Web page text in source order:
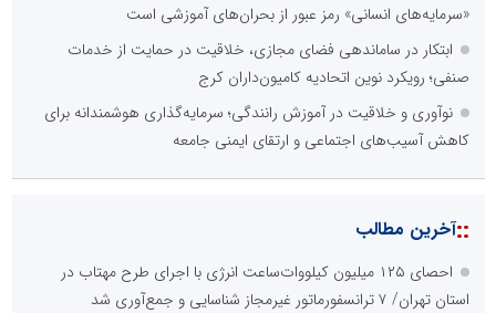
«سرمایه‌های انسانی» رمز عبور از بحران‌های آموزشی است
ابتکار در ساماندهی فضای مجازی، خلاقیت در حمایت از خدمات
صنفی؛ رویکرد نوین اتحادیه کامیون‌داران کرج
نوآوری و خلاقیت در آموزش رانندگی؛ سرمایه‌گذاری هوشمندانه برای
کاهش آسیب‌های اجتماعی و ارتقای ایمنی جامعه
::آخرین مطالب
احصای ۱۲۵ میلیون کیلووات‌ساعت انرژی با اجرای طرح مهتاب در
استان تهران/ ۷ ترانسفورماتور غیرمجاز شناسایی و جمع‌آوری شد